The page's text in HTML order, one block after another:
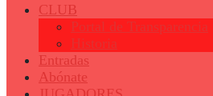
CLUB
Portal de Transparencia
Historia
Entradas
Abónate